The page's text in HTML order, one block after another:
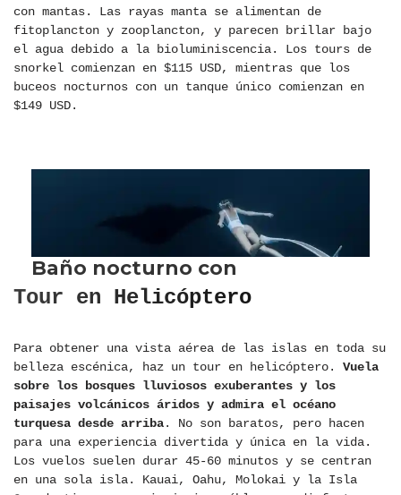
con mantas. Las rayas manta se alimentan de
fitoplancton y zooplancton, y parecen brillar bajo
el agua debido a la bioluminiscencia. Los tours de
snorkel comienzan en $115 USD, mientras que los
buceos nocturnos con un tanque único comienzan en
$149 USD.
Tour en Helicóptero
Para obtener una vista aérea de las islas en toda su
belleza escénica, haz un tour en helicóptero. Vuela
sobre los bosques lluviosos exuberantes y los
paisajes volcánicos áridos y admira el océano
turquesa desde arriba. No son baratos, pero hacen
para una experiencia divertida y única en la vida.
Los vuelos suelen durar 45-60 minutos y se centran
en una sola isla. Kauai, Oahu, Molokai y la Isla